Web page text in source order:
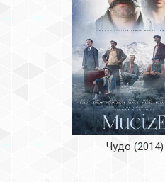
Чудо (2014)